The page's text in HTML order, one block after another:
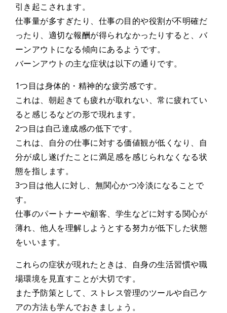
引き起こされます。
仕事量が多すぎたり、仕事の目的や役割が不明確だ
ったり、適切な報酬が得られなかったりすると、バ
ーンアウトになる傾向にあるようです。
バーンアウトの主な症状は以下の通りです。
1つ目は身体的・精神的な疲労感です。
これは、朝起きても疲れが取れない、常に疲れてい
ると感じるなどの形で現れます。
2つ目は自己達成感の低下です。
これは、自分の仕事に対する価値観が低くなり、自
分が成し遂げたことに満足感を感じられなくなる状
態を指します。
3つ目は他人に対し、無関心かつ冷淡になることで
す。
仕事のパートナーや顧客、学生などに対する関心が
薄れ、他人を理解しようとする努力が低下した状態
をいいます。
これらの症状が現れたときは、自身の生活習慣や職
場環境を見直すことが大切です。
また予防策として、ストレス管理のツールや自己ケ
アの方法も学んでおきましょう。